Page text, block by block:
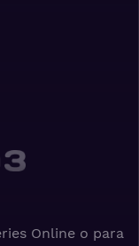
Online o para